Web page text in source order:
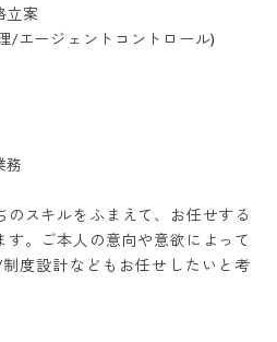
立案
/エージェントコントロール)
務
のスキルをふまえて、お任せする
。ご本人の意向や意欲によって
度設計などもお任せしたいと考